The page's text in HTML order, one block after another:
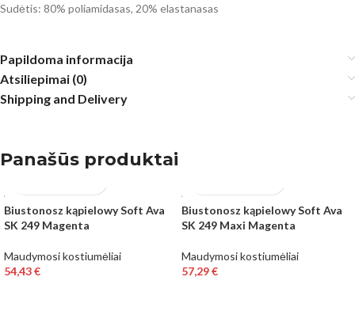
Sudėtis: 80% poliamidasas, 20% elastanasas
Papildoma informacija
Atsiliepimai (0)
Shipping and Delivery
Panašūs produktai
Biustonosz kąpielowy Soft Ava
SK 249 Magenta
Maudymosi kostiumėliai
54,43€
Biustonosz kąpielowy Soft Ava
SK 249 Maxi Magenta
Maudymosi kostiumėliai
57,29€